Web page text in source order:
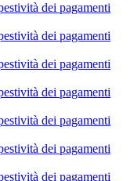
dei pagamenti
dei pagamenti
dei pagamenti
dei pagamenti
dei pagamenti
dei pagamenti
dei pagamenti